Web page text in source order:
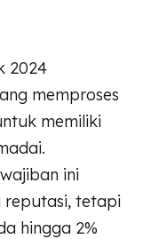
2024
memproses
memiliki
ini
tetapi
hingga 2%